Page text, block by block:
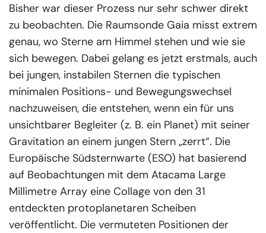
Bisher war dieser Prozess nur sehr schwer direkt
zu beobachten. Die Raumsonde Gaia misst extrem
genau, wo Sterne am Himmel stehen und wie sie
sich bewegen. Dabei gelang es jetzt erstmals, auch
bei jungen, instabilen Sternen die typischen
minimalen Positions- und Bewegungswechsel
nachzuweisen, die entstehen, wenn ein für uns
unsichtbarer Begleiter (z. B. ein Planet) mit seiner
Gravitation an einem jungen Stern „zerrt“. Die
Europäische Südsternwarte (ESO) hat basierend
auf Beobachtungen mit dem Atacama Large
Millimetre Array eine Collage von den 31
entdeckten protoplanetaren Scheiben
veröffentlicht. Die vermuteten Positionen der